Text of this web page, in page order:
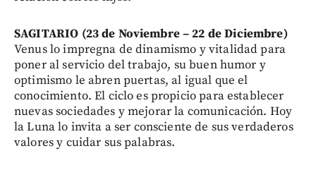
SAGITARIO (23 de Noviembre – 22 de Diciembre)
Venus lo impregna de dinamismo y vitalidad para
poner al servicio del trabajo, su buen humor y
optimismo le abren puertas, al igual que el
conocimiento. El ciclo es propicio para establecer
nuevas sociedades y mejorar la comunicación. Hoy
la Luna lo invita a ser consciente de sus verdaderos
valores y cuidar sus palabras.